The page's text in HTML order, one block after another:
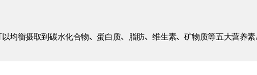
衡摄取到碳水化合物、蛋白质、脂肪、维生素、矿物质等五大营养素